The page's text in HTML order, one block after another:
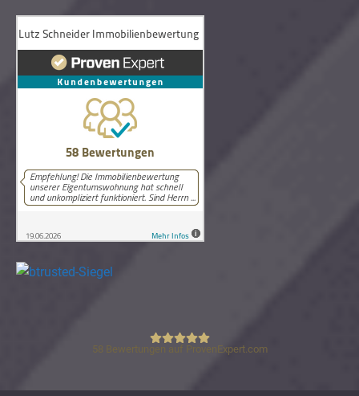
Lutz Schneider Immobilienbewertung
58 Bewertungen auf ProvenExpert.com